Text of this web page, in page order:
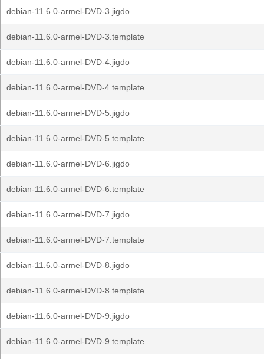
debian-11.6.0-armel-DVD-3.jigdo
debian-11.6.0-armel-DVD-3.template
debian-11.6.0-armel-DVD-4.jigdo
debian-11.6.0-armel-DVD-4.template
debian-11.6.0-armel-DVD-5.jigdo
debian-11.6.0-armel-DVD-5.template
debian-11.6.0-armel-DVD-6.jigdo
debian-11.6.0-armel-DVD-6.template
debian-11.6.0-armel-DVD-7.jigdo
debian-11.6.0-armel-DVD-7.template
debian-11.6.0-armel-DVD-8.jigdo
debian-11.6.0-armel-DVD-8.template
debian-11.6.0-armel-DVD-9.jigdo
debian-11.6.0-armel-DVD-9.template